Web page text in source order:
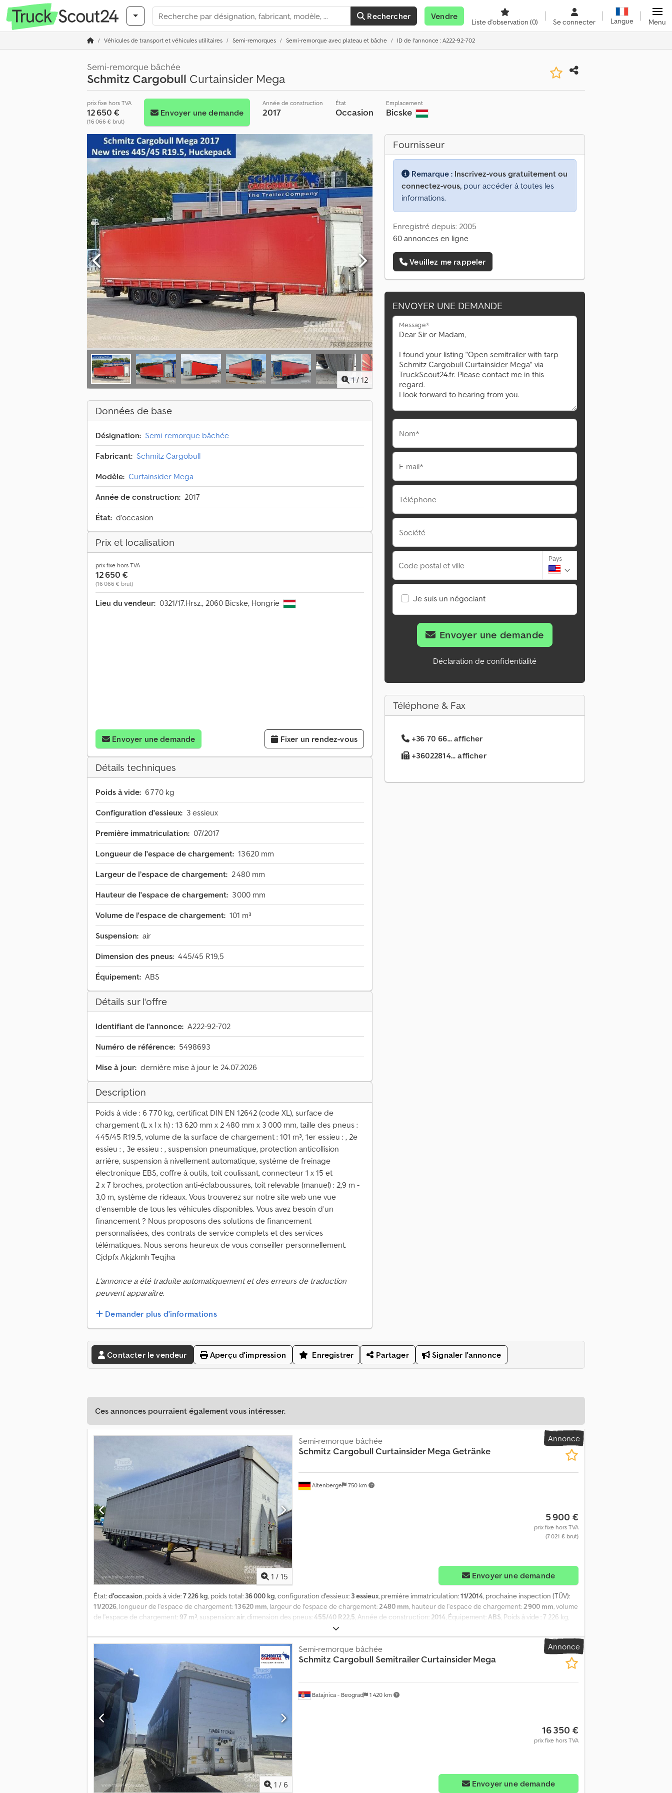
Rechercher Vendre
Liste d'observation (0) Se connecter Langue Menu
Véhicules de transport et véhicules utilitaires Semi-remorques Semi-remorque avec plateau et bâche ID de l'annonce : A222-92-702
Semi-remorque bâchée
Schmitz Cargobull Curtainsider Mega
prix fixe hors TVA
12 650 €
(16 066 € brut)
Envoyer une demande
Année de construction
2017
État
Occasion
Emplacement
Bicske
1 / 12
Données de base
Désignation: Semi-remorque bâchée
Fabricant: Schmitz Cargobull
Modèle: Curtainsider Mega
Année de construction: 2017
État: d'occasion
Prix et localisation
prix fixe hors TVA
12 650 €
(16 066 € brut)
Lieu du vendeur: 0321/17.Hrsz., 2060 Bicske, Hongrie
Envoyer une demande Fixer un rendez-vous
Détails techniques
Poids à vide: 6 770 kg
Configuration d'essieux: 3 essieux
Première immatriculation: 07/2017
Longueur de l'espace de chargement: 13 620 mm
Largeur de l’espace de chargement: 2 480 mm
Hauteur de l'espace de chargement: 3 000 mm
Volume de l'espace de chargement: 101 m³
Suspension: air
Dimension des pneus: 445/45 R19,5
Équipement: ABS
Détails sur l'offre
Identifiant de l'annonce: A222-92-702
Numéro de référence: 5498693
Mise à jour: dernière mise à jour le 24.07.2026
Description
Poids à vide : 6 770 kg, certificat DIN EN 12642 (code XL), surface de
chargement (L x l x h) : 13 620 mm x 2 480 mm x 3 000 mm, taille des pneus :
445/45 R19.5, volume de la surface de chargement : 101 m³, 1er essieu : , 2e
essieu : , 3e essieu : , suspension pneumatique, protection anticollision
arrière, suspension à nivellement automatique, système de freinage
électronique EBS, coffre à outils, toit coulissant, connecteur 1 x 15 et
2 x 7 broches, protection anti-éclaboussures, toit relevable (manuel) : 2,9 m -
3,0 m, système de rideaux. Vous trouverez sur notre site web une vue
d’ensemble de tous les véhicules disponibles. Vous avez besoin d’un
financement ? Nous proposons des solutions de financement
personnalisées, des contrats de service complets et des services
télématiques. Nous serons heureux de vous conseiller personnellement.
Cjdpfx Akjzkmh Teqjha
L'annonce a été traduite automatiquement et des erreurs de traduction
peuvent apparaître.
Demander plus d'informations
Fournisseur
Remarque : Inscrivez-vous gratuitement ou
connectez-vous, pour accéder à toutes les
informations.
Enregistré depuis: 2005
60 annonces en ligne
Veuillez me rappeler
ENVOYER UNE DEMANDE
Message*
Nom*
E-mail*
Téléphone
Société
Code postal et ville
Pays
Je suis un négociant
Envoyer une demande
Déclaration de confidentialité
Téléphone & Fax
+36 70 66... afficher
+36022814... afficher
Contacter le vendeur Aperçu d'impression Enregistrer Partager Signaler l'annonce
Ces annonces pourraient également vous intéresser.
Annonce
1 / 15
Altenberge 750 km
Semi-remorque bâchée
Schmitz CargobullCurtainsider Mega Getränke
5 900 €
prix fixe hors TVA
(7 021 € brut)
Envoyer une demande
État:d'occasion, poids à vide:7 226 kg, poids total: 36 000 kg, configuration d'essieux: 3 essieux, première immatriculation:11/2014, prochaine inspection (TÜV):
11/2026, longueur de l'espace de chargement:13 620 mm, largeur de l’espace de chargement:2 480 mm, hauteur de l'espace de chargement:2 900 mm, volume
de l'espace de chargement: 97 m³, suspension: air, dimension des pneus:455/40 R22,5, Année de construction: 2014, Équipement: ABS, Poids à vide : 7 226 kg,
poids total autorisé en charge (PTAC) : 36 000 kg, système d’arrimage de la cargaison avec certificat, dimensions de la zone de chargement (L x l x h) : 13 620 mm
x 2 480 mm x 2 900 mm, taille des pneus : 455/40 R22,5, certificat DIN EN 12642 (code XL), volume de la zone de chargement : 97 m³, 1er essieu : , 2e essieu : , 3e
essieu : , suspension pneumatique, protection anti-encastrement, essieu élévateur avant, système de freinage électronique EBS, boîte à outils, portes à portail,
toit coulissant, indicateur de hauteur, connecteur 1 x 15 broches et 2 x 7 broches, dispositif anti-projection, toit relevable (hydraulique), pare-chocs, vous
trouverez l’ensemble de notre offre de véhicules sur . Vous souhaitez un financement ? Grâce à nos services à valeur ajoutée, nous vous proposons des
solutions de financement personnalisées, ainsi que des services de maintenance complète et de télématique. Nous vous conseillerons avec plaisir. Chsdezrqq
Uopfx Akqoa
Annonce
1 / 6
Batajnica - Beograd 1 420 km
Semi-remorque bâchée
Schmitz Cargobull Semitrailer Curtainsider Mega
16 350 €
prix fixe hors TVA
Envoyer une demande